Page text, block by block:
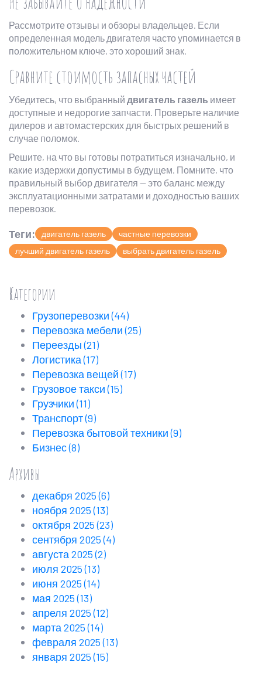
Рассмотрите отзывы и обзоры владельцев. Если
определенная модель двигателя часто упоминается в
положительном ключе, это хороший знак.
Сравните стоимость запасных частей
Убедитесь, что выбранный двигатель газель имеет
доступные и недорогие запчасти. Проверьте наличие
дилеров и автомастерских для быстрых решений в
случае поломок.
Решите, на что вы готовы потратиться изначально, и
какие издержки допустимы в будущем. Помните, что
правильный выбор двигателя — это баланс между
эксплуатационными затратами и доходностью ваших
перевозок.
Теги: двигатель газель
частные перевозки
лучший двигатель газель
выбрать двигатель газель
Категории
Грузоперевозки(44)
Перевозка мебели(25)
Переезды(21)
Логистика(17)
Перевозка вещей(17)
Грузовое такси(15)
Грузчики(11)
Транспорт(9)
Перевозка бытовой техники(9)
Бизнес(8)
Архивы
декабря 2025(6)
ноября 2025(13)
октября 2025(23)
сентября 2025(4)
августа 2025(2)
июля 2025(13)
июня 2025(14)
мая 2025(13)
апреля 2025(12)
марта 2025(14)
февраля 2025(13)
января 2025(15)